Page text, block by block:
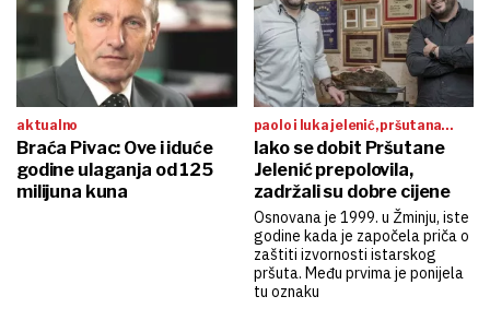
aktualno
Braća Pivac: Ove i iduće
godine ulaganja od 125
milijuna kuna
paolo i luka jelenić, pršutana
jelenić
Iako se dobit Pršutane
Jelenić prepolovila,
zadržali su dobre cijene
Osnovana je 1999. u Žminju, iste
godine kada je započela priča o
zaštiti izvornosti istarskog
pršuta. Među prvima je ponijela
tu oznaku